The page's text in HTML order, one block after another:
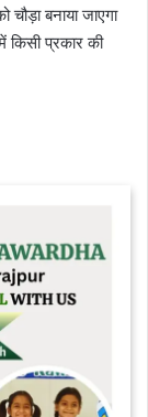
बनाया जाएगा
किसी प्रकार की